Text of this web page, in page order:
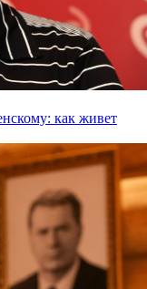
как живет